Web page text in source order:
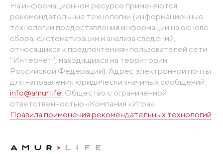
На информационном ресурсе применяются
рекомендательные технологии (информационные
технологии предоставления информации на основе
сбора, систематизации и анализа сведений,
относящихся к предпочтениям пользователей сети
"Интернет", находящихся на территории
Российской Федерации). Адрес электронной почты
для направления юридически значимых сообщений:
info@amur.life. Общество с ограниченной
ответственностью «Компания «Игра».
Правила применения рекомендательных технологий